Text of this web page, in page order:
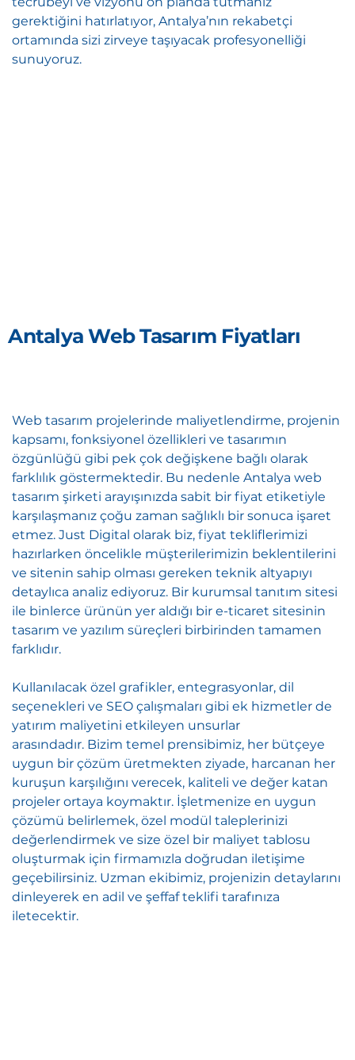
gerektiğini hatırlatıyor, Antalya’nın rekabetçi
ortamında sizi zirveye taşıyacak profesyonelliği
sunuyoruz.
Antalya Web Tasarım Fiyatları
Web tasarım projelerinde maliyetlendirme, projenin
kapsamı, fonksiyonel özellikleri ve tasarımın
özgünlüğü gibi pek çok değişkene bağlı olarak
farklılık göstermektedir. Bu nedenle Antalya web
tasarım şirketi arayışınızda sabit bir fiyat etiketiyle
karşılaşmanız çoğu zaman sağlıklı bir sonuca işaret
etmez. Just Digital olarak biz, fiyat tekliflerimizi
hazırlarken öncelikle müşterilerimizin beklentilerini
ve sitenin sahip olması gereken teknik altyapıyı
detaylıca analiz ediyoruz. Bir kurumsal tanıtım sitesi
ile binlerce ürünün yer aldığı bir e-ticaret sitesinin
tasarım ve yazılım süreçleri birbirinden tamamen
farklıdır.
Kullanılacak özel grafikler, entegrasyonlar, dil
seçenekleri ve SEO çalışmaları gibi ek hizmetler de
yatırım maliyetini etkileyen unsurlar
arasındadır. Bizim temel prensibimiz, her bütçeye
uygun bir çözüm üretmekten ziyade, harcanan her
kuruşun karşılığını verecek, kaliteli ve değer katan
projeler ortaya koymaktır. İşletmenize en uygun
çözümü belirlemek, özel modül taleplerinizi
değerlendirmek ve size özel bir maliyet tablosu
oluşturmak için firmamızla doğrudan iletişime
geçebilirsiniz. Uzman ekibimiz, projenizin detaylarını
dinleyerek en adil ve şeffaf teklifi tarafınıza
iletecektir.